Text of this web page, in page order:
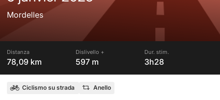
Mordelles
Distanza
78,09 km
Dislivello +
597 m
Dur. stim.
3h28
Ciclismo su strada Anello